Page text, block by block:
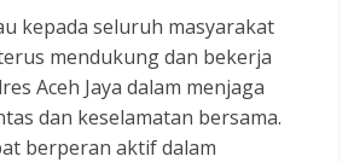
kepada seluruh masyarakat
mendukung dan bekerja
Aceh Jaya dalam menjaga
dan keselamatan bersama.
berperan aktif dalam